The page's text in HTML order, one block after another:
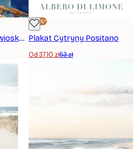
Śródziemnomorska wioska Plakat
-30%*
Plakat Cytryny Positano
Od 37,10 zł53 zł